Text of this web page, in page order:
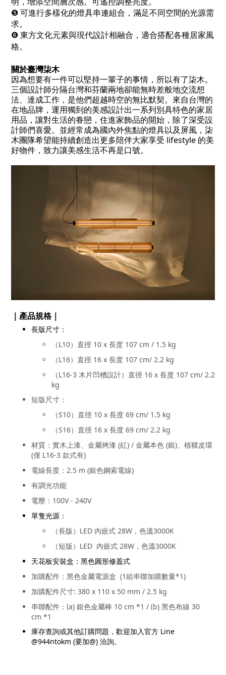
❺可進行多樣化的燈具串連組合，滿足不同空間的光源需
求。
❻ 東方文化元素與現代設計相融合，適合搭配各種居家風
格。
關於臺灣柒木
因為想要有一件可以堅持一輩子的事情，所以有了柒木。
三個設計師分隔台灣和芬蘭兩地卻能無時差般地交流想
法、達成工作，是他們超越時空的無比默契。來自台灣的
在地品牌，運用獨到的美感設計出一系列別具特色的家居
用品，讓對生活的眷戀，住進家飾品的開始，除了深受設
計師們喜愛。並經常成為國內外焦點的燈具以及屏風，柒
木團隊希望能持續創造出更多陪伴大家享受 lifestyle 的美
好物件，致力讓美感生活不再是口號。
｜產品規格｜
長版尺寸：
（L10）直徑 10 x 長度 107 cm / 1.5 kg
（L16）直徑 16 x 長度 107 cm/ 2.2 kg
（L16-3 木片凹槽設計）直徑 16 x 長度 107 cm/ 2.2
kg
短版尺寸：
（S10）直徑 10 x 長度 69 cm/ 1.5 kg
（S16）直徑 16 x 長度 69 cm/ 2.2 kg
材質：實木上漆、金屬烤漆 (紅) / 金屬本色 (銀)、植鞣皮環
(僅 L16-3 款式有)
電線長度：2.5 m (銀色鋼索電線)
有調光功能
電壓：100V - 240V
單隻光源：
（長版）LED 內嵌式 28W，色溫3000K
（短版）LED 內嵌式 28W，色溫3000K
天花板安裝盒：黑色圓形修蓋式
加購配件：黑色金屬電源盒 (1組串聯加購數量*1)
加購配件尺寸: 380 x 110 x 50 mm / 2.5 kg
串聯配件： (a) 銀色金屬棒 10 cm *1 / (b) 黑色布線 30
cm *1
庫存查詢或其他訂購問題，歡迎加入官方 Line
@944ntokm (要加@) 洽詢。